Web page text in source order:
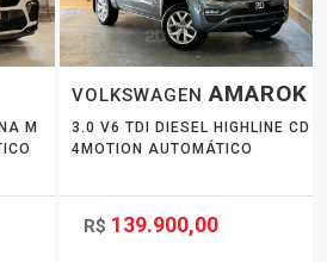
M
VOLKSWAGENAMAROK
3.0 V6 TDI DIESEL HIGHLINE CD
4MOTION AUTOMÁTICO
R$ 139.900,00